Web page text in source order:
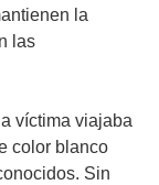
la
las
víctima viajaba
color blanco
Sin